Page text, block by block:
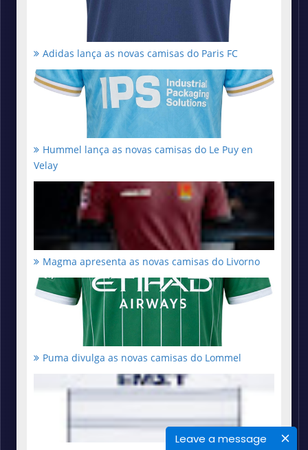
Leave a message
Adidas lança as novas camisas do Paris FC
Hummel lança as novas camisas do Le Puy en
Velay
Magma apresenta as novas camisas do Livorno
Puma divulga as novas camisas do Lommel